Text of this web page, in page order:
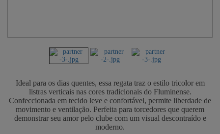
Ideal para os dias quentes, essa regata traz o estilo tricolor em
listras verticais nas cores tradicionais do Fluminense.
Confeccionada em tecido leve e confortável, permite liberdade de
movimento e ventilação. Perfeita para torcedores que querem
demonstrar seu amor pelo clube com um visual descontraído e
moderno.